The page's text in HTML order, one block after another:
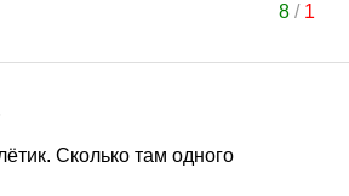
8/ 1
Сколько там одного